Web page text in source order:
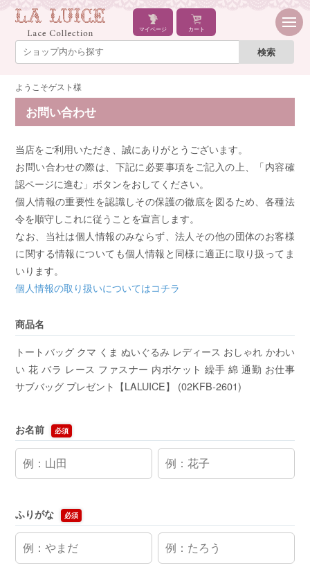
マイページ カート
ようこそゲスト様
お問い合わせ
当店をご利用いただき、誠にありがとうございます。
お問い合わせの際は、下記に必要事項をご記入の上、「内容確
認ページに進む」ボタンをおしてください。
個人情報の重要性を認識しその保護の徹底を図るため、各種法
令を順守しこれに従うことを宣言します。
なお、当社は個人情報のみならず、法人その他の団体のお客様
に関する情報についても個人情報と同様に適正に取り扱ってま
いります。
個人情報の取り扱いについてはコチラ
商品名
トートバッグ クマ くま ぬいぐるみ レディース おしゃれ かわい
い 花 バラ レース ファスナー 内ポケット 繰手 綿 通勤 お仕事
サブバッグ プレゼント【LALUICE】 (02KFB-2601)
お名前 必須
ふりがな 必須